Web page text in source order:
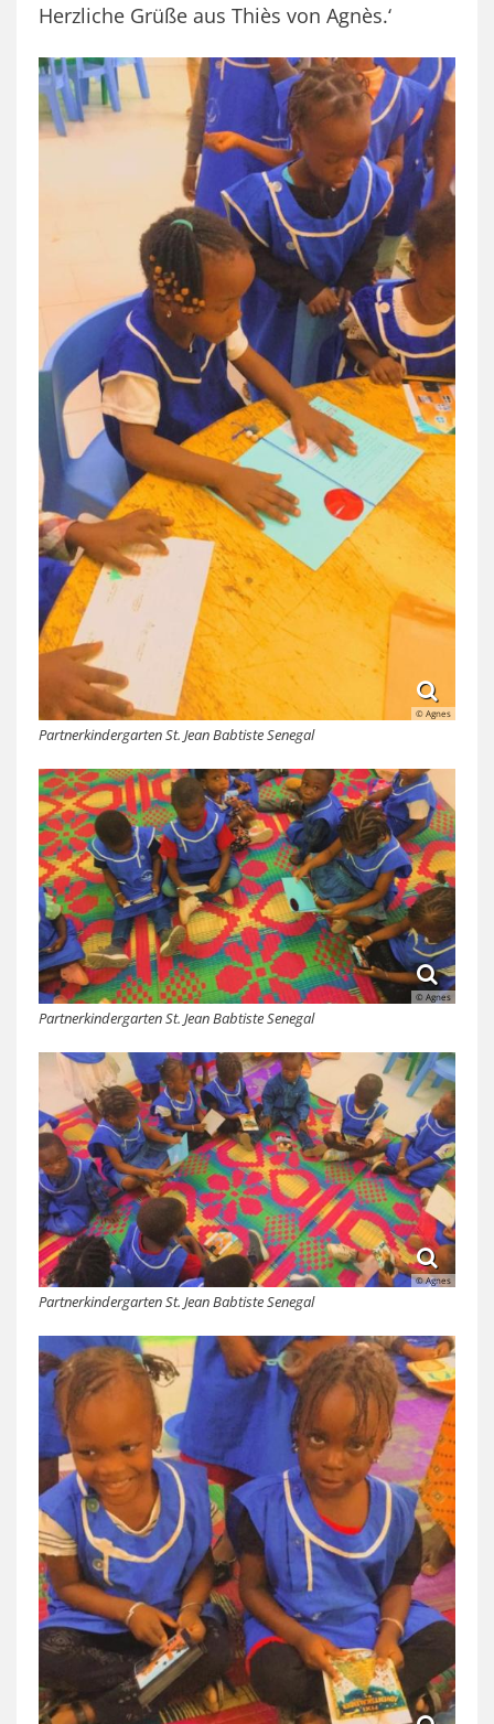
Herzliche Grüße aus Thiès von Agnès.‘
© Agnes
Partnerkindergarten St. Jean Babtiste Senegal
© Agnes
Partnerkindergarten St. Jean Babtiste Senegal
© Agnes
Partnerkindergarten St. Jean Babtiste Senegal